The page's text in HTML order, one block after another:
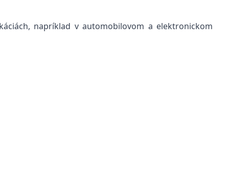
napríklad v automobilovom a elektronickom